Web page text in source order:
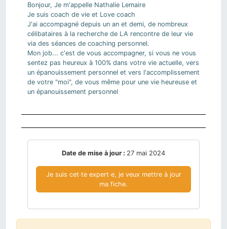
Bonjour, Je m'appelle Nathalie Lemaire
Je suis coach de vie et Love coach
J'ai accompagné depuis un an et demi, de nombreux
célibataires à la recherche de LA rencontre de leur vie
via des séances de coaching personnel.
Mon job... c'est de vous accompagner, si vous ne vous
sentez pas heureux à 100% dans votre vie actuelle, vers
un épanouissement personnel et vers l'accomplissement
de votre "moi", de vous même pour une vie heureuse et
un épanouissement personnel
Date de mise à jour : 27 mai 2024
Je suis cet∙te expert∙e, je veux mettre à jour
ma fiche.